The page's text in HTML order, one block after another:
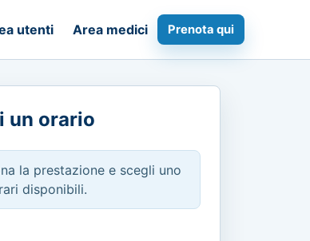
utenti Area medici Prenota qui
un orario
la prestazione e scegli uno
disponibili.